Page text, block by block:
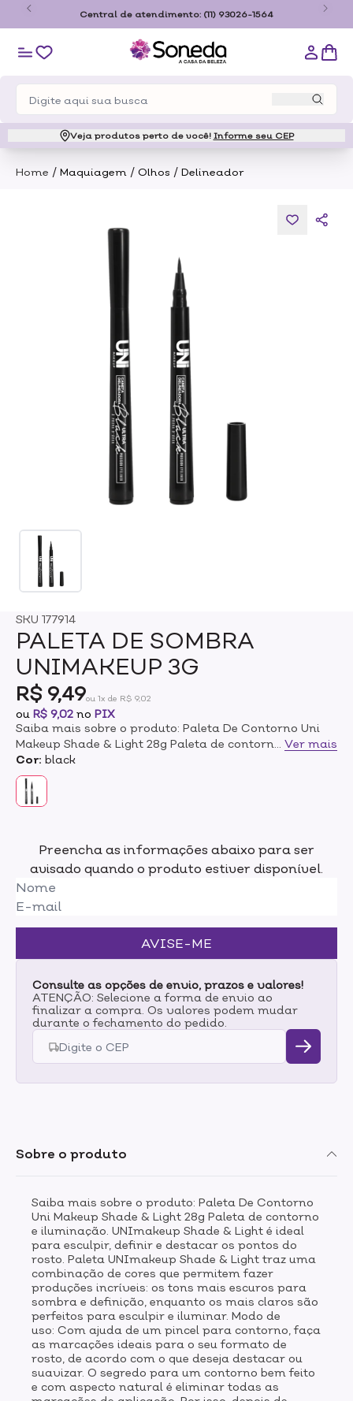
Central de atendimento: (11) 93026-1564
Veja produtos perto de você! Informe seu CEP
Home / Maquiagem / Olhos / Delineador
SKU 177914
PALETA DE SOMBRA
UNIMAKEUP 3G
R$ 9,49ou 1x de R$ 9,02
ou R$ 9,02 no PIX
Saiba mais sobre o produto: Paleta De Contorno Uni
Makeup Shade & Light 28g Paleta de contorno e
iluminação. UNImakeup Shade & Light é ideal para
esculpir, definir e destacar os pontos do rosto. Paleta
UNImakeup Shade & Light traz uma combinação de
cores que permitem fazer produções incríveis: os tons
iluminar. Modo de uso: Com ajuda de um pincel para
contorno, faça as marcações ideais para o seu
formato de rosto, de acordo com o que deseja
destacar ou suavizar. O segredo para um contorno
use um pincel bem fofo para espalhar mais o produto
e dar o máximo de naturalidade.
Ver mais
Cor: black
Preencha as informações abaixo para ser
avisado quando o produto estiver disponível.
AVISE-ME
Consulte as opções de envio, prazos e valores!
ATENÇÃO: Selecione a forma de envio ao
finalizar a compra. Os valores podem mudar
durante o fechamento do pedido.
Sobre o produto
Saiba mais sobre o produto: Paleta De Contorno
Uni Makeup Shade & Light 28g Paleta de contorno
e iluminação. UNImakeup Shade & Light é ideal
para esculpir, definir e destacar os pontos do
rosto. Paleta UNImakeup Shade & Light traz uma
combinação de cores que permitem fazer
produções incríveis: os tons mais escuros para
sombra e definição, enquanto os mais claros são
perfeitos para esculpir e iluminar. Modo de
uso: Com ajuda de um pincel para contorno, faça
as marcações ideais para o seu formato de
rosto, de acordo com o que deseja destacar ou
suavizar. O segredo para um contorno bem feito
e com aspecto natural é eliminar todas as